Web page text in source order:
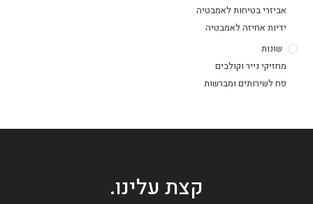
אביזרי בטיחות לאמבטיה
ידיות אחיזה לאמבטיה
שונות
מחזיקי נייר וקולבים
פח לשירותים ומברשות
קצת עלינו.